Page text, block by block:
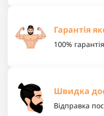
Гарантія
100%
Швидка
Відправка